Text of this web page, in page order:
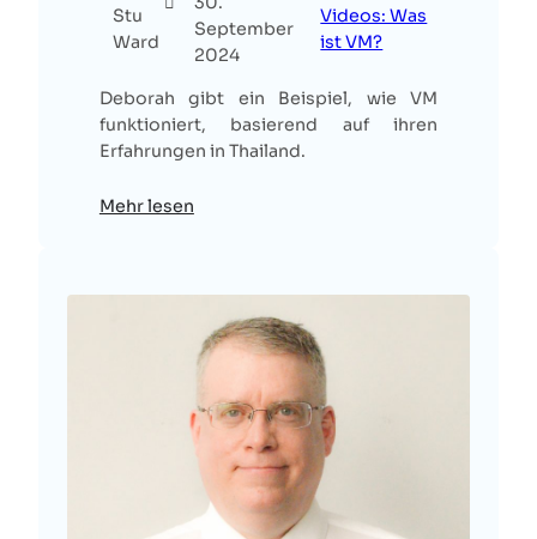
Stu
Ward
September
2024
Videos: Was
ist VM?
Deborah gibt ein Beispiel, wie VM
funktioniert, basierend auf ihren
Erfahrungen in Thailand.
Mehr lesen